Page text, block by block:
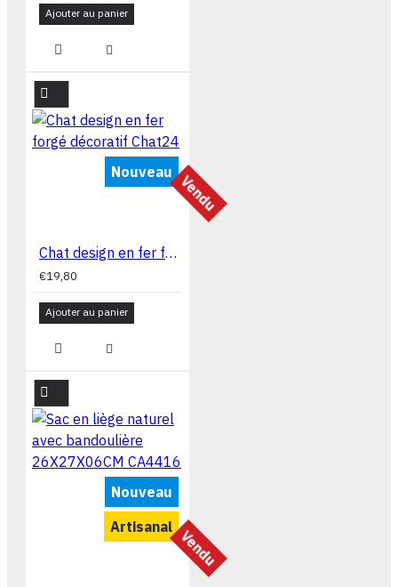
Ajouter au panier
Nouveau
Vendu
Chat design en fer forgé décoratif Chat24
€19,80
Ajouter au panier
Nouveau
Artisanal
Vendu